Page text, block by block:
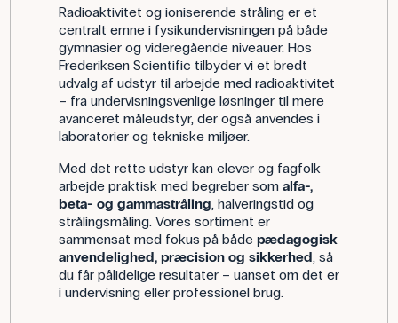
Radioaktivitet og ioniserende stråling er et
centralt emne i fysikundervisningen på både
gymnasier og videregående niveauer. Hos
Frederiksen Scientific tilbyder vi et bredt
udvalg af udstyr til arbejde med radioaktivitet
– fra undervisningsvenlige løsninger til mere
avanceret måleudstyr, der også anvendes i
laboratorier og tekniske miljøer.
Med det rette udstyr kan elever og fagfolk
arbejde praktisk med begreber som alfa-,
beta- og gammastråling, halveringstid og
strålingsmåling. Vores sortiment er
sammensat med fokus på både pædagogisk
anvendelighed, præcision og sikkerhed, så
du får pålidelige resultater – uanset om det er
i undervisning eller professionel brug.